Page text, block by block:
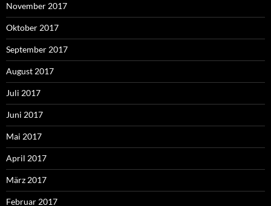
November 2017
Oktober 2017
September 2017
August 2017
Juli 2017
Juni 2017
Mai 2017
April 2017
März 2017
Februar 2017